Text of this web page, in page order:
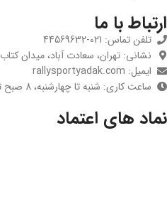
ارتباط با ما
تلفن تماس: 021-44569632
نشانی: تهران، سعادت آباد، میدان کتاب
ایمیل: rallysportyadak.com
ساعت کاری: شنبه تا چهارشنبه، 8 صبح تا 6 عصر
نماد های اعتماد